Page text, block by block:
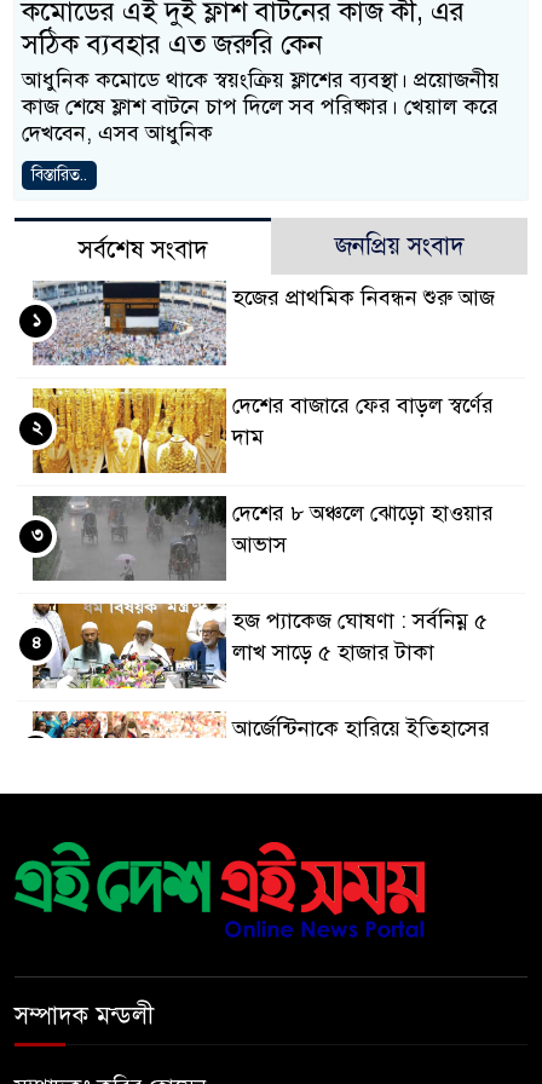
কমোডের এই দুই ফ্লাশ বাটনের কাজ কী, এর
সঠিক ব্যবহার এত জরুরি কেন
আধুনিক কমোডে থাকে স্বয়ংক্রিয় ফ্লাশের ব্যবস্থা। প্রয়োজনীয়
কাজ শেষে ফ্লাশ বাটনে চাপ দিলে সব পরিষ্কার। খেয়াল করে
দেখবেন, এসব আধুনিক
বিস্তারিত..
সর্বশেষ সংবাদ জনপ্রিয় সংবাদ
হজের প্রাথমিক নিবন্ধন শুরু আজ
১
দেশের বাজারে ফের বাড়ল স্বর্ণের
দাম
২
দেশের ৮ অঞ্চলে ঝোড়ো হাওয়ার
আভাস
৩
হজ প্যাকেজ ঘোষণা : সর্বনিম্ন ৫
লাখ সাড়ে ৫ হাজার টাকা
৪
আর্জেন্টিনাকে হারিয়ে ইতিহাসের
স্পেন
রানার্সআপ হয়েও বীরের মর্যাদা,
আর্জেন্টিনায় সাধারণ ছুটি ঘোষণা
৬
৭
সম্পাদক মন্ডলী